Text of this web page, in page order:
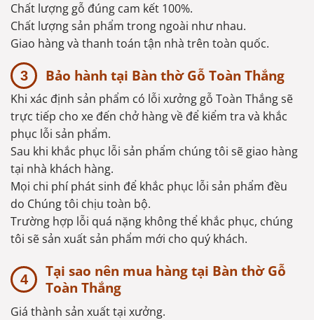
Chất lượng gỗ đúng cam kết 100%.
Chất lượng sản phẩm trong ngoài như nhau.
Giao hàng và thanh toán tận nhà trên toàn quốc.
Bảo hành tại Bàn thờ Gỗ Toàn Thắng
Khi xác định sản phẩm có lỗi xưởng gỗ Toàn Thắng sẽ
trực tiếp cho xe đến chở hàng về để kiểm tra và khắc
phục lỗi sản phẩm.
Sau khi khắc phục lỗi sản phẩm chúng tôi sẽ giao hàng
tại nhà khách hàng.
Mọi chi phí phát sinh để khắc phục lỗi sản phẩm đều
do Chúng tôi chịu toàn bộ.
Trường hợp lỗi quá nặng không thể khắc phục, chúng
tôi sẽ sản xuất sản phẩm mới cho quý khách.
Tại sao nên mua hàng tại Bàn thờ Gỗ
Toàn Thắng
Giá thành sản xuất tại xưởng.